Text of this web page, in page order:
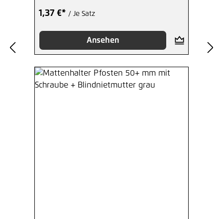
1,37 €* / Je Satz
Ansehen